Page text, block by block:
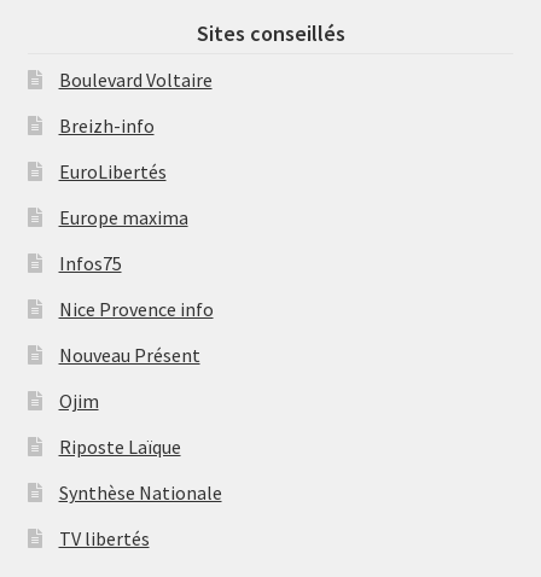
Sites conseillés
Boulevard Voltaire
Breizh-info
EuroLibertés
Europe maxima
Infos75
Nice Provence info
Nouveau Présent
Ojim
Riposte Laïque
Synthèse Nationale
TV libertés